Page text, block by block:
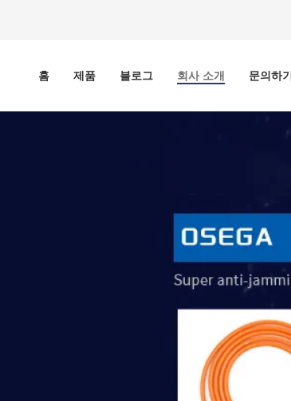
홈 제품 블로그 회사 소개 문의하기